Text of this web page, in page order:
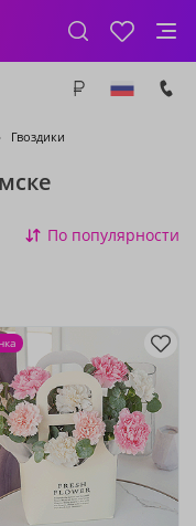
Гвоздики
По популярности